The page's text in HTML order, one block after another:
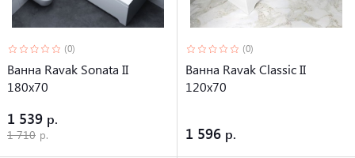
(0)
Ванна Ravak Sonata II
180х70
1 539
1 710
(0)
Ванна Ravak Classic II
120x70
1 596